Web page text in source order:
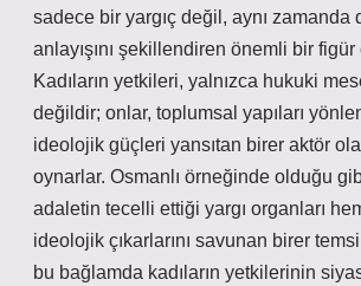
sadece bir yargıç değil, aynı zamanda
anlayışını şekillendiren önemli bir figür
Kadıların yetkileri, yalnızca hukuki
değildir; onlar, toplumsal yapıları
ideolojik güçleri yansıtan birer aktör
oynarlar. Osmanlı örneğinde olduğu
adaletin tecelli ettiği yargı organları
ideolojik çıkarlarını savunan birer
bu bağlamda kadıların yetkilerinin